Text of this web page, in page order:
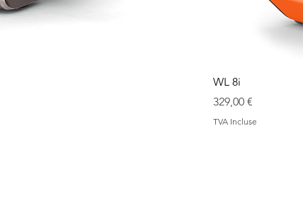
WL 8i
Prix
329,00 €
TVA Incluse